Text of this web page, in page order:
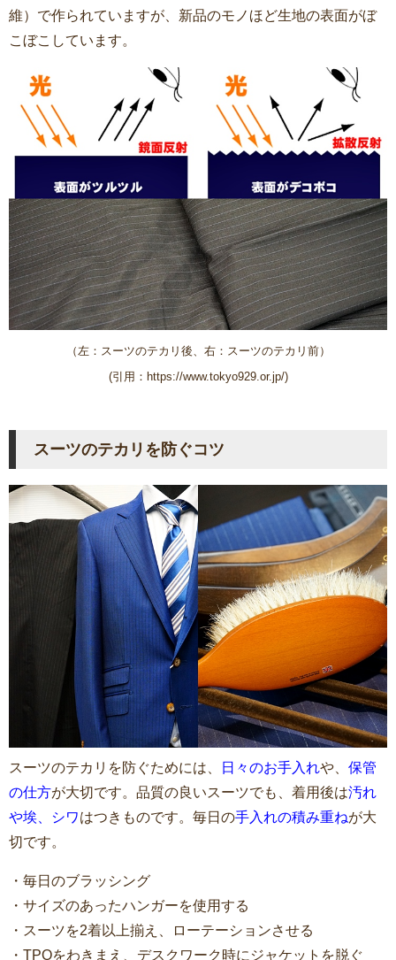
維）で作られていますが、新品のモノほど生地の表面がぼ
こぼこしています。
（左：スーツのテカリ後、右：スーツのテカリ前）
(引用：https://www.tokyo929.or.jp/)
スーツのテカリを防ぐコツ
スーツのテカリを防ぐためには、 日々のお手入れや、 保管
の仕方が大切です。品質の良いスーツでも、着用後は汚れ
や埃、シワはつきものです。毎日の手入れの積み重ねが大
切です。
・毎日のブラッシング
・サイズのあったハンガーを使用する
・スーツを2着以上揃え、ローテーションさせる
・TPOをわきまえ、デスクワーク時にジャケットを脱ぐ